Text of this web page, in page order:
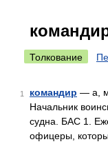
Толкование
1 командир — а,
Начальник
судна. БАС 1.
офицеры,